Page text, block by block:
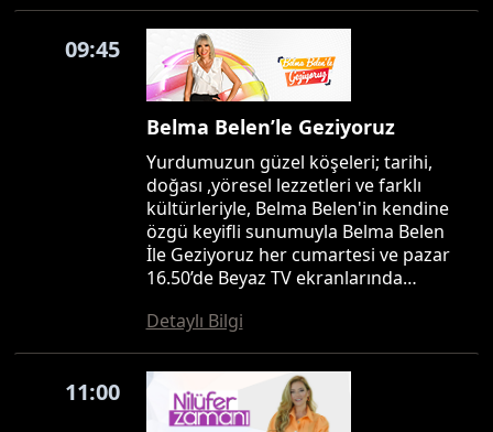
09:45
Belma Belen’le Geziyoruz
Yurdumuzun güzel köşeleri; tarihi,
doğası ,yöresel lezzetleri ve farklı
kültürleriyle, Belma Belen'in kendine
özgü keyifli sunumuyla Belma Belen
İle Geziyoruz her cumartesi ve pazar
16.50’de Beyaz TV ekranlarında…
Detaylı Bilgi
11:00